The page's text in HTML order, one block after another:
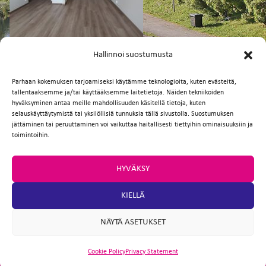
Hallinnoi suostumusta
Parhaan kokemuksen tarjoamiseksi käytämme teknologioita, kuten evästeitä,
tallentaaksemme ja/tai käyttääksemme laitetietoja. Näiden tekniikoiden
hyväksyminen antaa meille mahdollisuuden käsitellä tietoja, kuten
selauskäyttäytymistä tai yksilöllisiä tunnuksia tällä sivustolla. Suostumuksen
jättäminen tai peruuttaminen voi vaikuttaa haitallisesti tiettyihin ominaisuuksiin ja
toimintoihin.
HYVÄKSY
KIELLÄ
NÄYTÄ ASETUKSET
Cookie PolicyPrivacy Statement
Facebook
TwitterEmailWhatsApp